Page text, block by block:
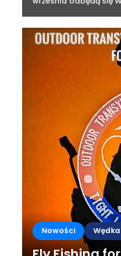
Polsce. Zostaną...
Nowości